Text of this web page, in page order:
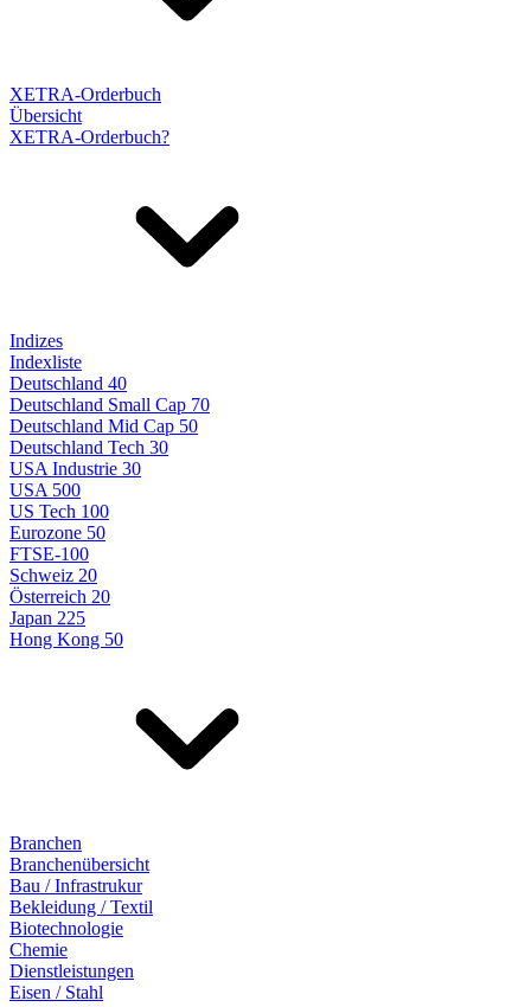
XETRA-Orderbuch
Übersicht
XETRA-Orderbuch?
Indizes
Indexliste
Deutschland 40
Deutschland Small Cap 70
Deutschland Mid Cap 50
Deutschland Tech 30
USA Industrie 30
USA 500
US Tech 100
Eurozone 50
FTSE-100
Schweiz 20
Österreich 20
Japan 225
Hong Kong 50
Branchen
Branchenübersicht
Bau / Infrastrukur
Bekleidung / Textil
Biotechnologie
Chemie
Dienstleistungen
Eisen / Stahl